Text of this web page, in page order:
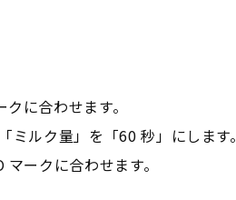
に合わせます。
ルク量」を「60 秒」にします。
ークに合わせます。